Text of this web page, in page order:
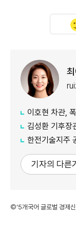
이호현 차관, 폭
김성환 기후장관,
한전기술지주 공
기자의 다른
©'5개국어 글로벌 경제신